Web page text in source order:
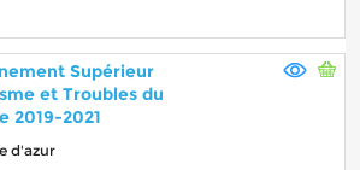
Supérieur
et Troubles du
2019-2021
d'azur